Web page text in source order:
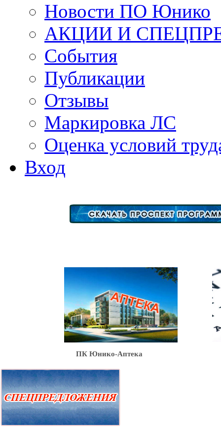
Новости ПО Юнико
АКЦИИ И
События
Публикации
Отзывы
Маркировка ЛС
Оценка условий
Вход
ПК Юнико-Аптека